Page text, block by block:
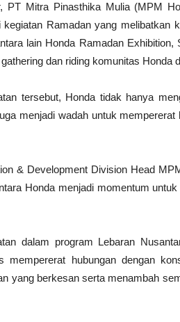
PT Mitra Pinasthika Mulia (MPM
kegiatan Ramadan yang melibatkan
lain Honda Ramadan
dan riding komunitas Honda
tersebut, Honda tidak hanya
menjadi wadah untuk
& Development Division Head
Honda menjadi momentum
dalam program Lebaran
mempererat hubungan dengan
yang berkesan serta menambah